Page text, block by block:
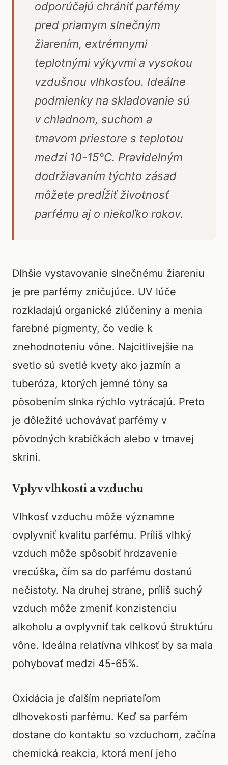
odporúčajú chrániť parfémy
pred priamym slnečným
žiarením, extrémnymi
teplotnými výkyvmi a vysokou
vzdušnou vlhkosťou. Ideálne
podmienky na skladovanie sú
v chladnom, suchom a
tmavom priestore s teplotou
medzi 10-15°C. Pravidelným
dodržiavaním týchto zásad
môžete predĺžiť životnosť
parfému aj o niekoľko rokov.
Dlhšie vystavovanie slnečnému žiareniu
je pre parfémy zničujúce. UV lúče
rozkladajú organické zlúčeniny a menia
farebné pigmenty, čo vedie k
znehodnoteniu vône. Najcitlivejšie na
svetlo sú svetlé kvety ako jazmín a
tuberóza, ktorých jemné tóny sa
pôsobením slnka rýchlo vytrácajú. Preto
je dôležité uchovávať parfémy v
pôvodných krabičkách alebo v tmavej
skrini.
Vplyv vlhkosti a vzduchu
Vlhkosť vzduchu môže významne
ovplyvniť kvalitu parfému. Príliš vlhký
vzduch môže spôsobiť hrdzavenie
vrecúška, čím sa do parfému dostanú
nečistoty. Na druhej strane, príliš suchý
vzduch môže zmeniť konzistenciu
alkoholu a ovplyvniť tak celkovú štruktúru
vône. Ideálna relatívna vlhkosť by sa mala
pohybovať medzi 45-65%.
Oxidácia je ďalším nepriateľom
dlhovekosti parfému. Keď sa parfém
dostane do kontaktu so vzduchom, začína
chemická reakcia, ktorá mení jeho